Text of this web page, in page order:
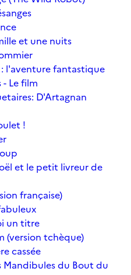
et une nuits
: l'aventure fantastique
- Le film
D'Artagnan
!
et le petit livreur de
française)
un titre
(version tchèque)
cassée
Mandibules du Bout du